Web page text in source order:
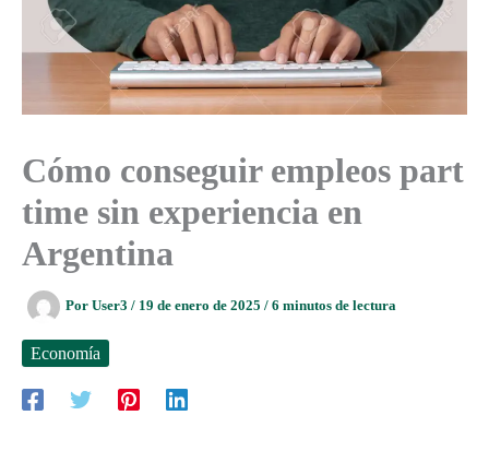
Cómo conseguir empleos part
time sin experiencia en
Argentina
Por User3 / 19 de enero de 2025 / 6 minutos de lectura
Economía